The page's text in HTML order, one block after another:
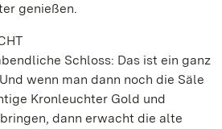
genießen.
Schloss: Das ist ein ganz
wenn man dann noch die Säle
Kronleuchter Gold und
dann erwacht die alte